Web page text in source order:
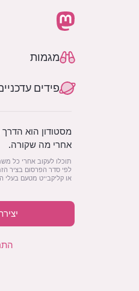
מגמות
פידים
מסטודון הוא
אחרי מה שקורה.
תוכלו לעקוב אחרי כל
לפי סדר הפרסום בציר
או קליקבייט מטעם בעלי